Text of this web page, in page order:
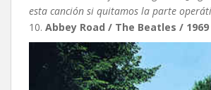
esta canción si quitamos la parte
10. Abbey Road / The Beatles / 1969